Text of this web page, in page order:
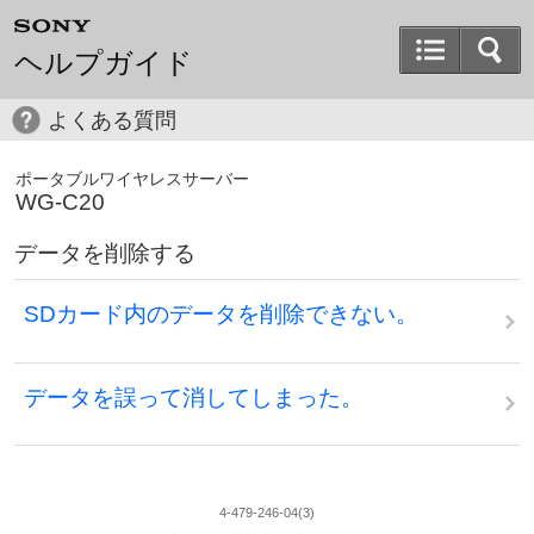
ヘルプガイド
よくある質問
ポータブルワイヤレスサーバー
WG-C20
データを削除する
SDカード内のデータを削除できない。
データを誤って消してしまった。
4-479-246-04(3)